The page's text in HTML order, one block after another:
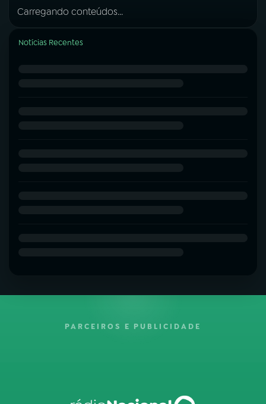
Carregando conteúdos...
Notícias Recentes
PARCEIROS E PUBLICIDADE